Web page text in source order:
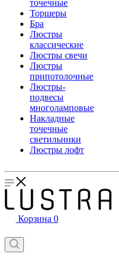
точечные
Торшеры
Бра
Люстры
классические
Люстры свечи
Люстры
припотолочные
Люстры-
подвесы
многоламповые
Накладные
точечные
светильники
Люстры лофт
Корзина 0